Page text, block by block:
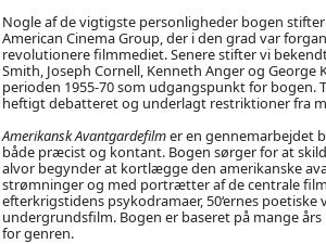
Nogle af de vigtigste personligheder bogen
American Cinema Group, der i den grad var
revolutionere filmmediet. Senere stifter vi
Smith, Joseph Cornell, Kenneth Anger og
perioden 1955-70 som udgangspunkt for
heftigt debatteret og underlagt restriktioner fra
Amerikansk Avantgardefilmer en gennemarbejdet
både præcist og kontant. Bogen sørger for at
alvor begynder at kortlægge den amerikanske
strømninger og med portrætter af de centrale
efterkrigstidens psykodramaer, 50‘ernes
undergrundsfilm. Bogen er baseret på mange
for genren.